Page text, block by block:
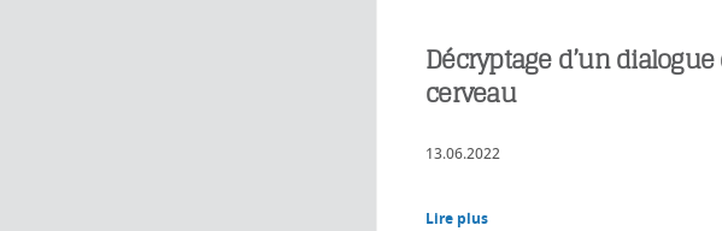
Décryptage d’un
cerveau
13.06.2022
Lire plus